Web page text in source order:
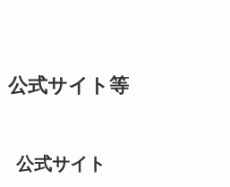
公式サイト等
公式サイト